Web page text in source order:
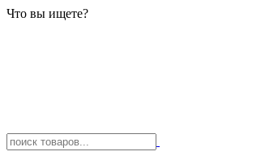
Что вы ищете?